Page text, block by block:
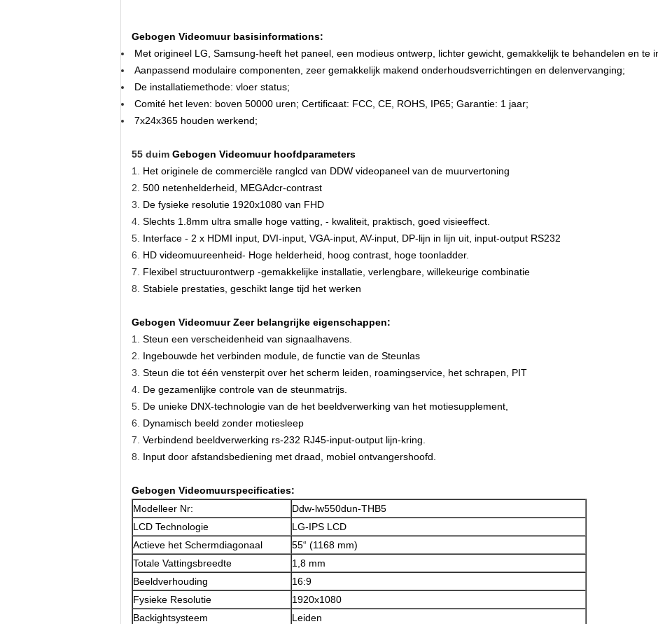
Gebogen Videomuur basisinformations:
Met origineel LG, Samsung-heeft het paneel, een modieus ontwerp, lichter gewicht, gemakkelijk te behandelen en te
Aanpassend modulaire componenten, zeer gemakkelijk makend onderhoudsverrichtingen en delenvervanging;
De installatiemethode: vloer status;
Comité het leven: boven 50000 uren; Certificaat: FCC, CE, ROHS, IP65; Garantie: 1 jaar;
7x24x365 houden werkend;
55 duim Gebogen Videomuur hoofdparameters
1. Het originele de commerciële ranglcd van DDW videopaneel van de muurvertoning
2. 500 netenhelderheid, MEGAdcr-contrast
3. De fysieke resolutie 1920x1080 van FHD
4. Slechts 1.8mm ultra smalle hoge vatting, - kwaliteit, praktisch, goed visieeffect.
5. Interface - 2 x HDMI input, DVI-input, VGA-input, AV-input, DP-lijn in lijn uit, input-output RS232
6. HD videomuureenheid- Hoge helderheid, hoog contrast, hoge toonladder.
7. Flexibel structuurontwerp -gemakkelijke installatie, verlengbare, willekeurige combinatie
8. Stabiele prestaties, geschikt lange tijd het werken
Gebogen VideomuurZeer belangrijke eigenschappen:
1. Steun een verscheidenheid van signaalhavens.
2. Ingebouwde het verbinden module, de functie van de Steunlas
3. Steun die tot één vensterpit over het scherm leiden, roamingservice, het schrapen, PIT
4. De gezamenlijke controle van de steunmatrijs.
5. De unieke DNX-technologie van de het beeldverwerking van het motiesupplement,
6. Dynamisch beeld zonder motiesleep
7. Verbindend beeldverwerking rs-232 RJ45-input-output lijn-kring.
8. Input door afstandsbediening met draad, mobiel ontvangershoofd.
Gebogen Videomuurspecificaties:
Modelleer Nr:
Ddw-lw550dun-THB5
LCD Technologie
LG-IPS LCD
Actieve het Schermdiagonaal
55“ (1168 mm)
Totale Vattingsbreedte
1,8 mm
Beeldverhouding
16:9
Fysieke Resolutie
1920x1080
Backightsysteem
Leiden